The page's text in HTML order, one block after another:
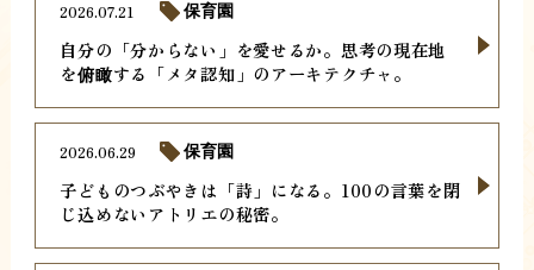
自分の「分からない」を愛せるか。思考の現在地
を俯瞰する「メタ認知」のアーキテクチャ。
2026.07.21 保育園
子どものつぶやきは「詩」になる。100の言葉を閉
じ込めないアトリエの秘密。
2026.06.29 保育園